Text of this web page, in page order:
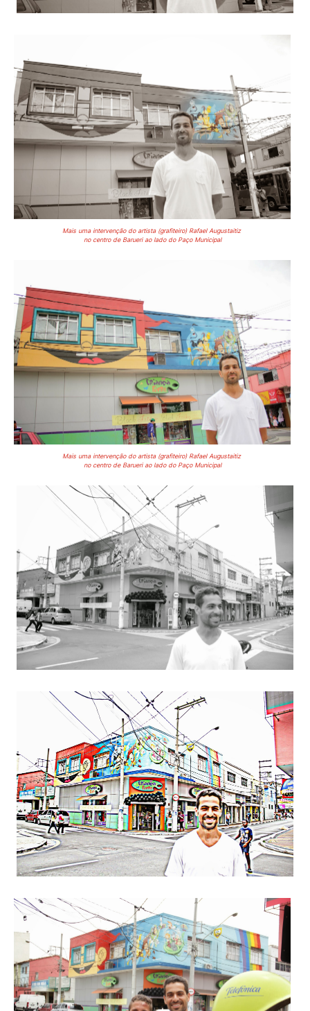
Mais uma intervenção do artista (grafiteiro) Rafael Augustaitiz
no centro de Barueri ao lado do Paço Municipal
Mais uma intervenção do artista (grafiteiro) Rafael Augustaitiz
no centro de Barueri ao lado do Paço Municipal